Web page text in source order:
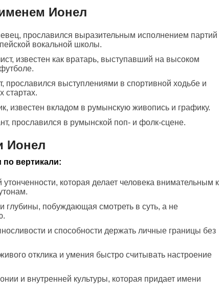
Ионел
прославился выразительным исполнением партий
вокальной школы.
известен как вратарь, выступавший на высоком
прославился выступлениями в спортивной ходьбе и
стартах.
известен вкладом в румынскую живопись и графику.
прославился в румынской поп- и фолк-сцене.
Ионел
вертикали:
которая делает человека внимательным к
глубины, побуждающая смотреть в суть, а не
и способности держать личные границы без
отклика и умения быстро считывать настроение
и внутренней культуры, которая придает имени